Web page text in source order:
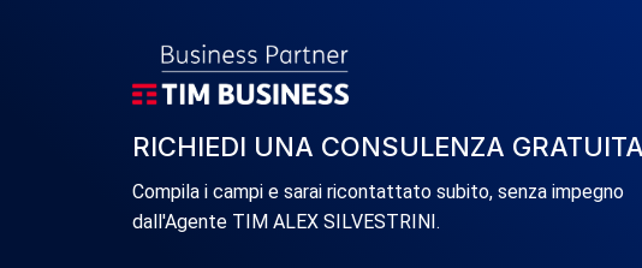
RICHIEDI UNA CONSULENZA GRATUITA
Compila i campi e sarai ricontattato subito, senza impegno
dall'Agente TIM ALEX SILVESTRINI.